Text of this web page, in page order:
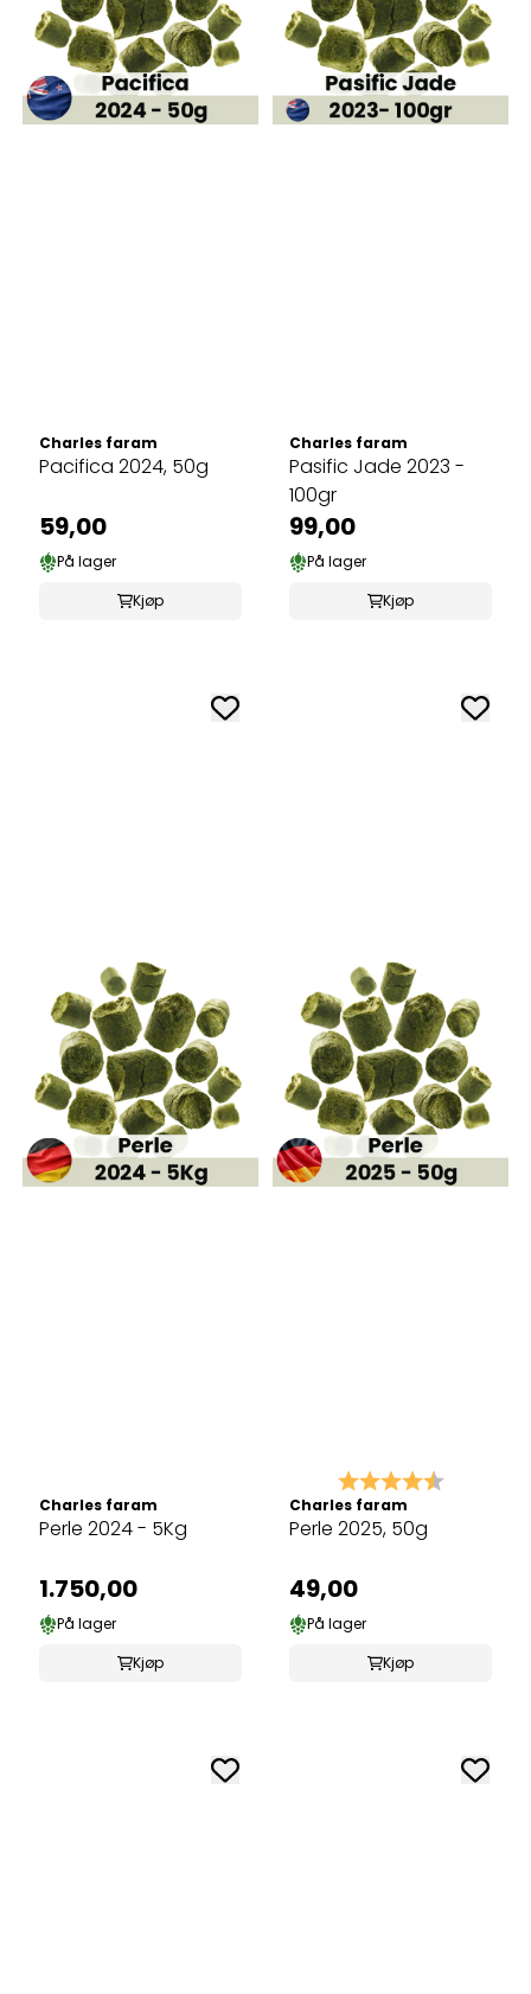
Charles faram
Pacifica 2024, 50g
59,00
På lager
Kjøp
Charles faram
Pasific Jade 2023 -
100gr
99,00
På lager
Kjøp
Charles faram
Perle 2024 - 5Kg
1.750,00
På lager
Kjøp
Karakter: 4.5 av 5
Charles faram
Perle 2025, 50g
49,00
På lager
Kjøp